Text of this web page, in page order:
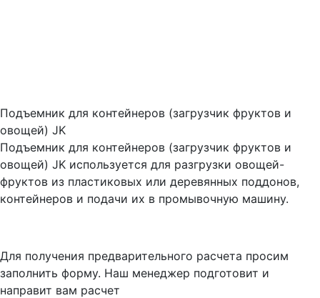
Подъемник для контейнеров (загрузчик фруктов и
овощей) JK
Подъемник для контейнеров (загрузчик фруктов и
овощей) JK используется для разгрузки овощей-
фруктов из пластиковых или деревянных поддонов,
контейнеров и подачи их в промывочную машину.
Для получения предварительного расчета просим
заполнить форму. Наш менеджер подготовит и
направит вам расчет